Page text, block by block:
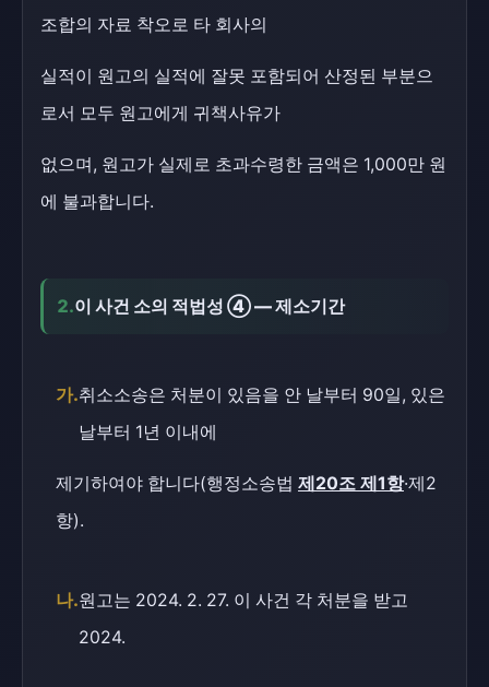
조합의 자료 착오로 타 회사의
실적이 원고의 실적에 잘못 포함되어 산정된 부분으
로서 모두 원고에게 귀책사유가
없으며, 원고가 실제로 초과수령한 금액은 1,000만 원
에 불과합니다.
2.이 사건 소의 적법성 ④ — 제소기간
가.취소소송은 처분이 있음을 안 날부터 90일, 있은
날부터 1년 이내에
제기하여야 합니다(행정소송법 제20조 제1항·제2
항).
나.원고는 2024. 2. 27. 이 사건 각 처분을 받고
2024.